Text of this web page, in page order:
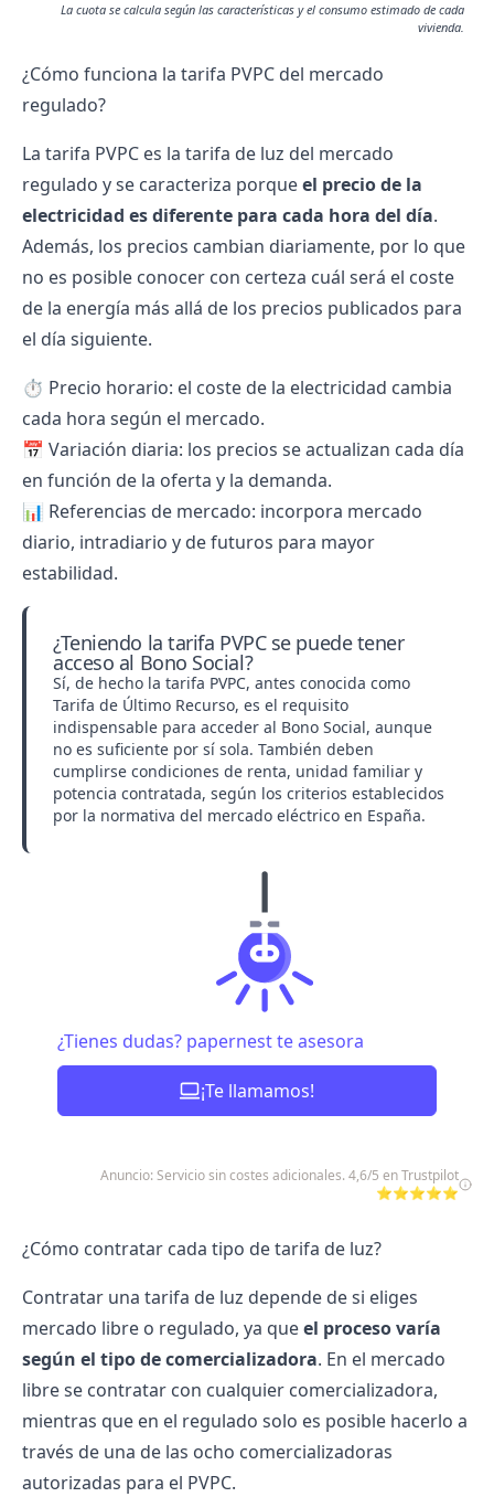
La cuota se calcula según las características y el consumo estimado de cada
vivienda.
¿Cómo funciona la tarifa PVPC del mercado
regulado?
La tarifa PVPC es la tarifa de luz del mercado
regulado y se caracteriza porqueel precio de la
electricidad es diferente para cada hora del día.
Además, los precios cambian diariamente, por lo que
no es posible conocer con certeza cuál será el coste
de la energía más allá de los precios publicados para
el día siguiente.
⏱ Precio horario: el coste de la electricidad cambia
cada hora según el mercado.
📅 Variación diaria: los precios se actualizan cada día
en función de la oferta y la demanda.
📊 Referencias de mercado: incorpora mercado
diario, intradiario y de futuros para mayor
estabilidad.
¿Teniendo la tarifa PVPC se puede tener
acceso al Bono Social?
Sí, de hecho la tarifa PVPC, antes conocida como
Tarifa de Último Recurso, es el requisito
indispensable para acceder al Bono Social, aunque
no es suficiente por sí sola. También deben
cumplirse condiciones de renta, unidad familiar y
potencia contratada, según los criterios establecidos
por la normativa del mercado eléctrico en España.
¿Tienes dudas? papernest te asesora
¡Te llamamos!
Anuncio: Servicio sin costes adicionales. 4,6/5 en Trustpilot
⭐⭐⭐⭐⭐
¿Cómo contratar cada tipo de tarifa de luz?
Contratar una tarifa de luz depende de si eliges
mercado libre o regulado, ya queel proceso varía
según el tipo de comercializadora. En el mercado
libre se contratar con cualquier comercializadora,
mientras que en el regulado solo es posible hacerlo a
través de una de las ocho comercializadoras
autorizadas para el PVPC.